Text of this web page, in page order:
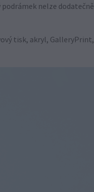
nelze dodatečně
tisk, akryl, GalleryPrint,